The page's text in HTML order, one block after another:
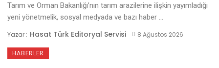
Tarım ve Orman Bakanlığı’nın tarım arazilerine ilişkin yayımladığı
yeni yönetmelik, sosyal medyada ve bazı haber ...
Yazar : Hasat Türk Editoryal Servisi 8 Ağustos 2026
HABERLER